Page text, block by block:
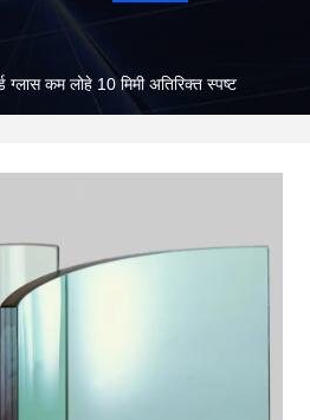
कम लोहे 10 मिमी अतिरिक्त स्पष्ट